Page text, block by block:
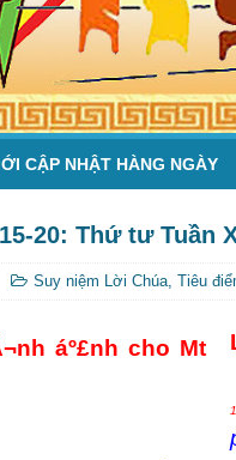
CẬP NHẬT HÀNG NGÀY
20: Thứ tư Tuần
Suy niệm Lời Chúa, Tiêu